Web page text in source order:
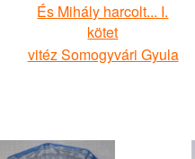
És Mihály harcolt... I.
kötet
vitéz Somogyvári Gyula